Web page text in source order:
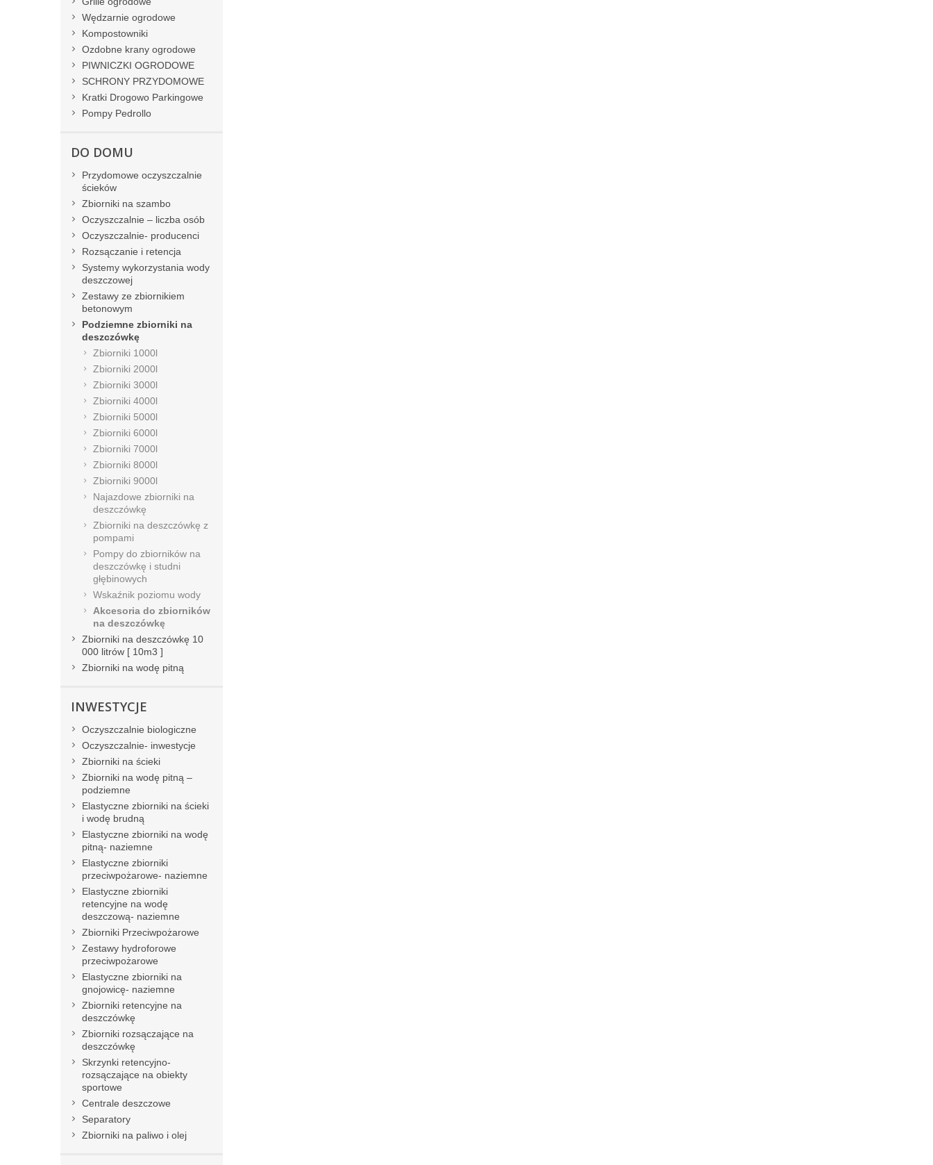
Wędzarnie ogrodowe
Kompostowniki
Ozdobne krany ogrodowe
PIWNICZKI OGRODOWE
SCHRONY PRZYDOMOWE
Kratki Drogowo Parkingowe
Pompy Pedrollo
DO DOMU
Przydomowe oczyszczalnie
ścieków
Zbiorniki na szambo
Oczyszczalnie – liczba osób
Oczyszczalnie- producenci
Rozsączanie i retencja
Systemy wykorzystania wody
deszczowej
Zestawy ze zbiornikiem
betonowym
Podziemne zbiorniki na
deszczówkę
Zbiorniki 1000l
Zbiorniki 2000l
Zbiorniki 3000l
Zbiorniki 4000l
Zbiorniki 5000l
Zbiorniki 6000l
Zbiorniki 7000l
Zbiorniki 8000l
Zbiorniki 9000l
Najazdowe zbiorniki na
deszczówkę
Zbiorniki na deszczówkę z
pompami
Pompy do zbiorników na
deszczówkę i studni
głębinowych
Wskaźnik poziomu wody
Akcesoria do zbiorników
na deszczówkę
Zbiorniki na deszczówkę 10
000 litrów [ 10m3 ]
Zbiorniki na wodę pitną
INWESTYCJE
Oczyszczalnie biologiczne
Oczyszczalnie- inwestycje
Zbiorniki na ścieki
Zbiorniki na wodę pitną –
podziemne
Elastyczne zbiorniki na ścieki
i wodę brudną
Elastyczne zbiorniki na wodę
pitną- naziemne
Elastyczne zbiorniki
przeciwpożarowe- naziemne
Elastyczne zbiorniki
retencyjne na wodę
deszczową- naziemne
Zbiorniki Przeciwpożarowe
Zestawy hydroforowe
przeciwpożarowe
Elastyczne zbiorniki na
gnojowicę- naziemne
Zbiorniki retencyjne na
deszczówkę
Zbiorniki rozsączające na
deszczówkę
Skrzynki retencyjno-
rozsączające na obiekty
sportowe
Centrale deszczowe
Separatory
Zbiorniki na paliwo i olej